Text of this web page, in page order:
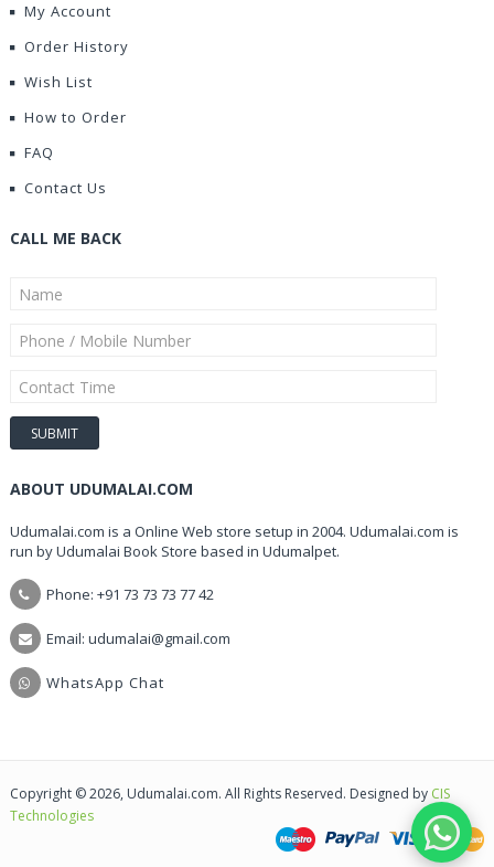
My Account
Order History
Wish List
How to Order
FAQ
Contact Us
CALL ME BACK
ABOUT UDUMALAI.COM
Udumalai.com is a Online Web store setup in 2004. Udumalai.com is
run by Udumalai Book Store based in Udumalpet.
Phone: +91 73 73 73 77 42
Email: udumalai@gmail.com
WhatsApp Chat
Copyright © 2026, Udumalai.com. All Rights Reserved. Designed by CIS
Technologies